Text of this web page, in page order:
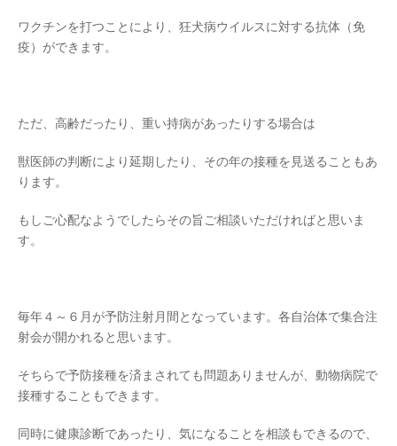
ワクチンを打つことにより、狂犬病ウイルスに対する抗体（免
疫）ができます。
ただ、高齢だったり、重い持病があったりする場合は
獣医師の判断により延期したり、その年の接種を見送ることもあ
ります。
もしご心配なようでしたらその旨ご相談いただければと思いま
す。
毎年４～６月が予防注射月間となっています。各自治体で集合注
射会が開かれると思います。
そちらで予防接種を済まされても問題ありませんが、動物病院で
接種することもできます。
同時に健康診断であったり、気になることを相談もできるので、